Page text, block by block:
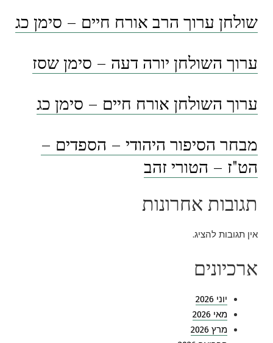
שולחן ערוך הרב אורח חיים – סימן כג
ערוך השולחן יורה דעה – סימן שסז
ערוך השולחן אורח חיים – סימן כג
מבחר הסיפור היהודי – הספדים –
הט"ז – הטורי זהב
תגובות אחרונות
אין תגובות להציג.
ארכיונים
יוני 2026
מאי 2026
מרץ 2026